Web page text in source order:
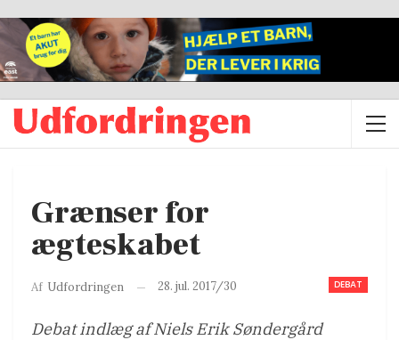
Grænser for
ægteskabet
DEBAT
Af Udfordringen 28. jul. 2017/30
Debat indlæg af Niels Erik Søndergård